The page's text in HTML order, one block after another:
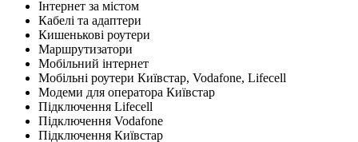
Інтернет за містом
Кабелі та адаптери
Кишенькові роутери
Маршрутизатори
Мобільний інтернет
Мобільні роутери Київстар, Vodafone, Lifecell
Модеми для оператора Київстар
Підключення Lifecell
Підключення Vodafone
Підключення Київстар